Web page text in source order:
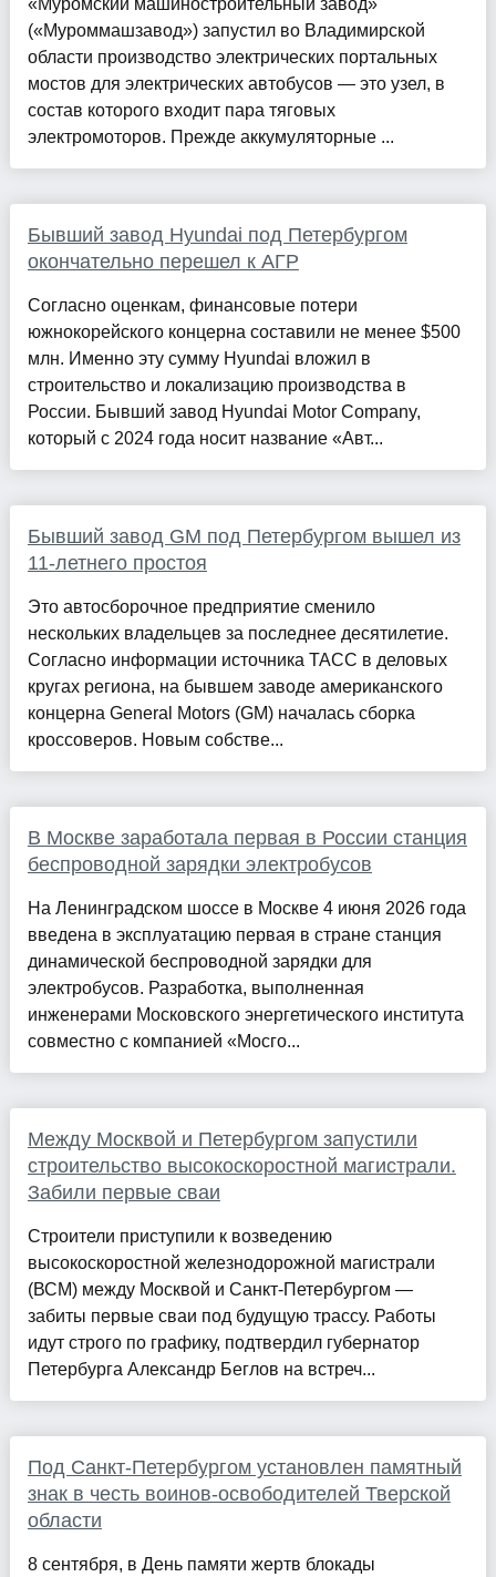
«Муромский машиностроительный завод»
(«Муроммашзавод») запустил во Владимирской
области производство электрических портальных
мостов для электрических автобусов — это узел, в
состав которого входит пара тяговых
электромоторов. Прежде аккумуляторные ...
Бывший завод Hyundai под Петербургом
окончательно перешел к АГР
Согласно оценкам, финансовые потери
южнокорейского концерна составили не менее $500
млн. Именно эту сумму Hyundai вложил в
строительство и локализацию производства в
России. Бывший завод Hyundai Motor Company,
который с 2024 года носит название «Авт...
Бывший завод GM под Петербургом вышел из
11-летнего простоя
Это автосборочное предприятие сменило
нескольких владельцев за последнее десятилетие.
Согласно информации источника ТАСС в деловых
кругах региона, на бывшем заводе американского
концерна General Motors (GM) началась сборка
кроссоверов. Новым собстве...
В Москве заработала первая в России станция
беспроводной зарядки электробусов
На Ленинградском шоссе в Москве 4 июня 2026 года
введена в эксплуатацию первая в стране станция
динамической беспроводной зарядки для
электробусов. Разработка, выполненная
инженерами Московского энергетического института
совместно с компанией «Мосго...
Между Москвой и Петербургом запустили
строительство высокоскоростной магистрали.
Забили первые сваи
Строители приступили к возведению
высокоскоростной железнодорожной магистрали
(ВСМ) между Москвой и Санкт-Петербургом —
забиты первые сваи под будущую трассу. Работы
идут строго по графику, подтвердил губернатор
Петербурга Александр Беглов на встреч...
Под Санкт-Петербургом установлен памятный
знак в честь воинов-освободителей Тверской
области
8 сентября, в День памяти жертв блокады